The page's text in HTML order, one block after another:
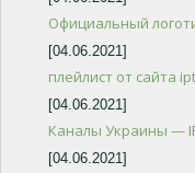
Официальный
[04.06.2021]
плейлист от сайта
[04.06.2021]
Каналы Украины —
[04.06.2021]